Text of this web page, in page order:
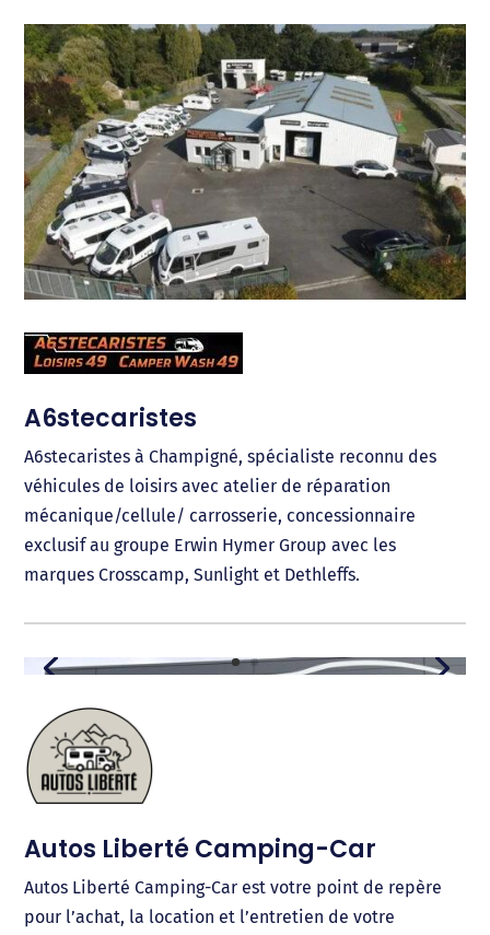
A6stecaristes
A6stecaristes à Champigné, spécialiste reconnu des
véhicules de loisirs avec atelier de réparation
mécanique/cellule/ carrosserie, concessionnaire
exclusif au groupe Erwin Hymer Group avec les
marques Crosscamp, Sunlight et Dethleffs.
Autos Liberté Camping-Car
Autos Liberté Camping-Car est votre point de repère
pour l’achat, la location et l’entretien de votre